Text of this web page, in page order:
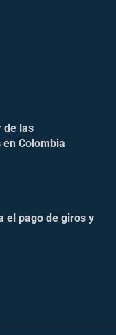
de las
Colombia
el pago de giros y